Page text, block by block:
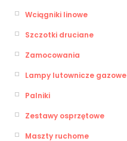
Wciągniki linowe
Szczotki druciane
Zamocowania
Lampy lutownicze gazowe
Palniki
Zestawy osprzętowe
Maszty ruchome